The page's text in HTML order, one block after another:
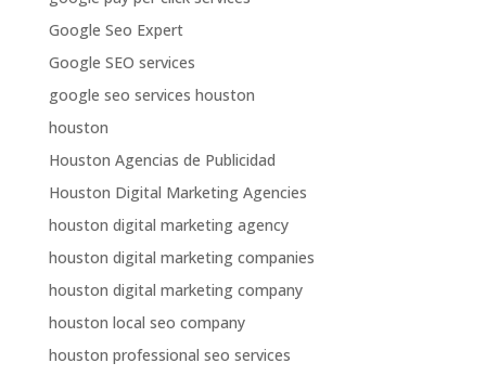
Google Seo Expert
Google SEO services
google seo services houston
houston
Houston Agencias de Publicidad
Houston Digital Marketing Agencies
houston digital marketing agency
houston digital marketing companies
houston digital marketing company
houston local seo company
houston professional seo services